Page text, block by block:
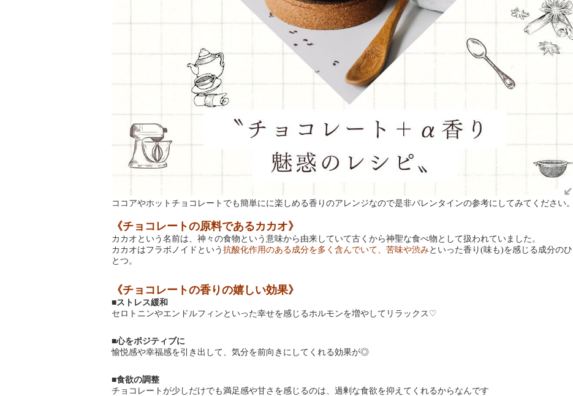
ココアやホットチョコレートでも簡単にに楽しめる香りのアレンジなので是非バレンタインの参考にしてみてください。
《チョコレートの原料であるカカオ》
カカオという名前は、神々の食物という意味から由来していて古くから神聖な食べ物として扱われていました。
カカオはフラボノイドという抗酸化作用のある成分を多く含んでいて、苦味や渋みといった香り (味も)を感じる成分のひ
とつ。
《チョコレートの香りの嬉しい効果》
■ストレス緩和
セロトニンやエンドルフィンといった幸せを感じるホルモンを増やしてリラックス ♡
■心をポジティブに
愉悦感や幸福感を引き出して、気分を前向きにしてくれる効果が◎
■食欲の調整
チョコレートが少しだけでも満足感や甘さを感じるのは、過剰な食欲を抑えてくれるからなんです